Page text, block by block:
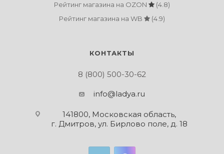
Рейтинг магазина на OZON
(4.8)
Рейтинг магазина на WB
(4.9)
КОНТАКТЫ
8 (800) 500-30-62
info@ladya.ru
141800, Московская область,
г. Дмитров, ул. Бирлово поле, д. 18